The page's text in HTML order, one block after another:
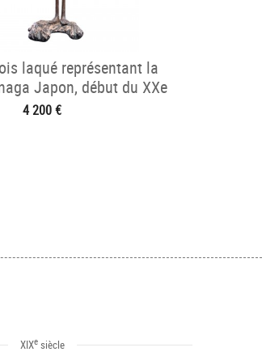
laqué représentant la
Japon, début du XXe
siècle
4 200 €
XIXesiècle